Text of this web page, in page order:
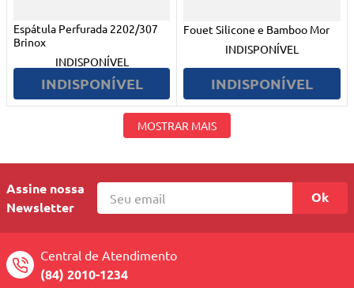
Espátula Perfurada 2202/307
Brinox
INDISPONÍVEL
INDISPONÍVEL
Fouet Silicone e Bamboo Mor
INDISPONÍVEL
INDISPONÍVEL
MOSTRAR MAIS
Assine nossa
Newsletter
Ok
Central de Atendimento
(84) 2010-1234